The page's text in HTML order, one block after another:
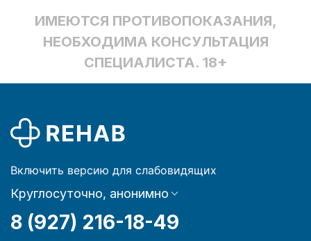
ИМЕЮТСЯ ПРОТИВОПОКАЗАНИЯ,
НЕОБХОДИМА КОНСУЛЬТАЦИЯ
СПЕЦИАЛИСТА. 18+
Включить версию для слабовидящих
Круглосуточно, анонимно
8 (927) 216-18-49